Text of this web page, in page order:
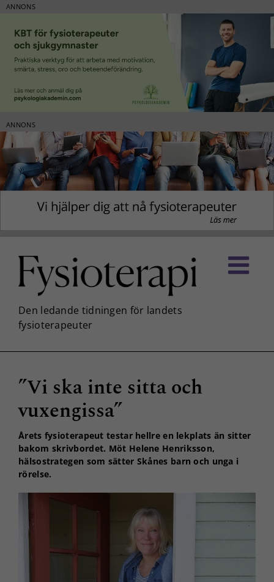
ANNONS
ANNONS
innehållet
”Vi ska inte sitta och
vuxengissa”
Årets fysioterapeut testar hellre en lekplats än sitter
bakom skrivbordet. Möt Helene Henriksson,
hälsostrategen som sätter Skånes barn och unga i
rörelse.